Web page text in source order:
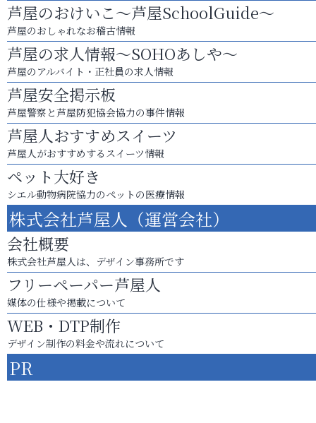
芦屋のおけいこ～芦屋SchoolGuide～
芦屋のおしゃれなお稽古情報
芦屋の求人情報～SOHOあしや～
芦屋のアルバイト・正社員の求人情報
芦屋安全掲示板
芦屋警察と芦屋防犯協会協力の事件情報
芦屋人おすすめスイーツ
芦屋人がおすすめするスイーツ情報
ペット大好き
シエル動物病院協力のペットの医療情報
株式会社芦屋人（運営会社）
会社概要
株式会社芦屋人は、デザイン事務所です
フリーペーパー芦屋人
媒体の仕様や掲載について
WEB・DTP制作
デザイン制作の料金や流れについて
PR